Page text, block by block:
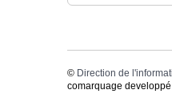
© Direction de
comarquage